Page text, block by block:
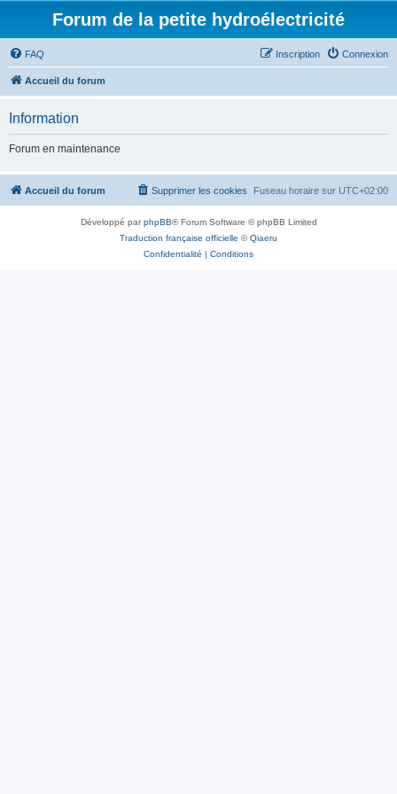
Forum de la petite hydroélectricité
FAQ Connexion
Inscription
Accueil du forum
Information
Forum en maintenance
Accueil du forum Fuseau horaire sur UTC+02:00
Supprimer les cookies
Développé parphpBB® Forum Software © phpBB Limited
Traduction française officielle ©Qiaeru
Confidentialité | Conditions